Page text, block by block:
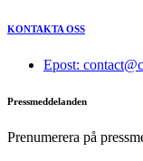
KONTAKTA OSS
Epost:
Pressmeddelanden
Prenumerera på